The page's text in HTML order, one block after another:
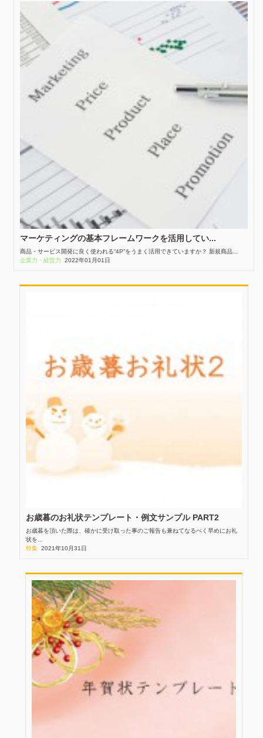
マーケティングの基本フレームワークを活用してい...
商品・サービス開発に良く使われる“4P”をうまく活用できていますか？ 新規商品...
企業力・経営力
2022年01月01日
お歳暮のお礼状テンプレート・例文サンプル PART2
お歳暮を頂いた際は、確かに受け取った事のご報告も兼ねてなるべく早めにお礼
状を...
特集 2021年10月31日